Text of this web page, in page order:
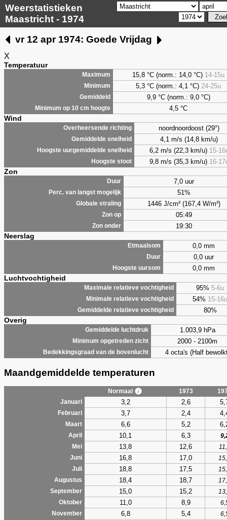
Weerstatistieken
Maastricht - 1974
vr 12 apr 1974: Goede Vrijdag
X
Temperatuur
Maximum 15,8 °C (norm.: 14,0 °C) 14-15u
Minimum 5,3 °C (norm.: 4,1 °C) 24-25u
Gemiddeld 9,9°C (norm.: 9,0 °C)
Minimum op 10 cm hoogte 4,5 °C
Wind
Overheersende richting noordnoordoost (29°)
Gemiddelde snelheid 4,1 m/s (14,8 km/u)
Hoogste uurgemiddelde snelheid 6,2 m/s (22,3 km/u) 15-
Hoogste stoot 9,8 m/s (35,3 km/u) 16-
Zon
Duur 7,0 uur
Perc. van langst mogelijk 51%
Globale straling 1446 J/cm² (167,4 W/m²)
Zon op 05:49
Zon onder 19:30
Neerslag
Etmaalsom 0,0 mm
Duur 0,0 uur
Hoogste uursom 0,0 mm
Luchtvochtigheid
Maximale relatieve vochtigheid 95% 5-6u
Minimale relatieve vochtigheid 54% 15-16u
Gemiddelde relatieve vochtigheid 80%
Overig
Gemiddelde luchtdruk 1.003,9 hPa
Minimum opgetreden zicht 2000 - 2100m
Bedekkingsgraad van de bovenlucht 4 octa's (Half
Maandgemiddelde temperaturen
Normaal 1973
Januari
3,2 2,6
Februari 3,7 2,4
Maart 6,6 5,2
April 10,1 6,3
Mei
13,8 12,6
Juni
16,8 17,0
Juli
18,8 17,5
Augustus
18,4 18,7
September
15,0 15,2
Oktober
11,0 8,9
November
6,8 5,4